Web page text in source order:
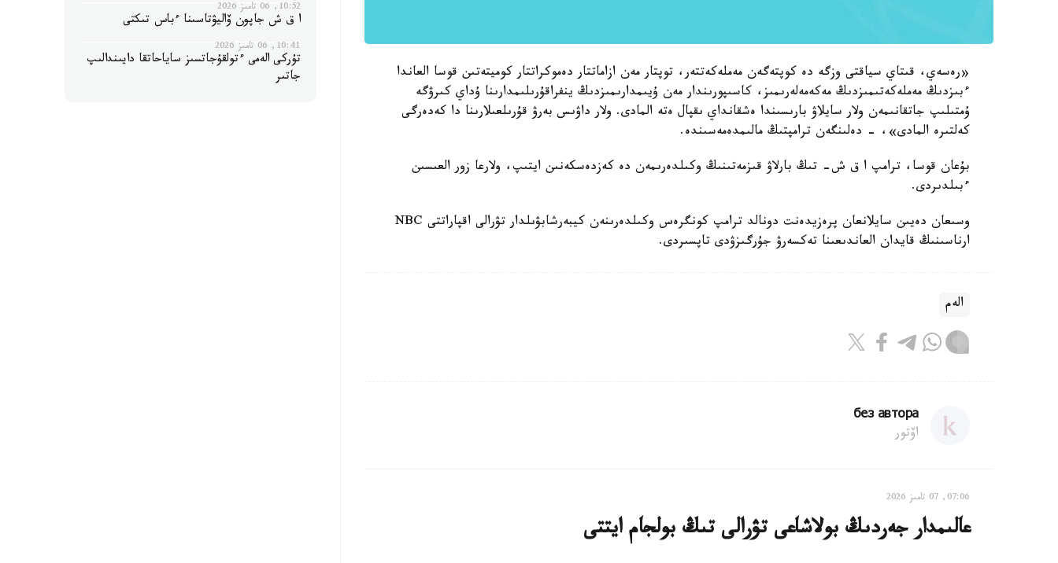
«رەسەي، قىتاي سياقتى وزگە دە كوپتەگەن مەملەكەتتەر، توپتار مەن ازاماتتار دەموكراتتار كوميتەتىن قوسا العاندا
ءبىزدىڭ مەملەكەتىمىزدىڭ مەكەمەلەرىمىز، كاسىپورىندار مەن ۇيىمدارىمىزدىڭ ينفراقۇرىلىمدارىنا ۇداي كىرۋگە
ۇمتىلىپ جاتقانىمەن ولار سايلاۋ بارىسىندا ەشقانداي ىقپال ەتە المادى. ولار داۋىس بەرۋ قۇرىلعىلارىنا دا كەدەرگى
كەلتىرە المادى»، - دەلىنگەن ترامپتىڭ مالىمدەمەسىندە.
بۇعان قوسا، ترامپ ا ق ش- تىڭ بارلاۋ قىزمەتىنىڭ وكىلدەرىمەن دە كەزدەسكەنىن ايتىپ، ولارعا زور العىسىن
ءبىلدىردى.
وسىعان دەيىن سايلانعان پرەزيدەنت دونالد ترامپ كونگرەس وكىلدەرىنەن كيبەرشابۋىلدار تۋرالى اقپاراتتى NBC
ارناسىنىڭ قايدان العاندىعىنا تەكسەرۋ جۇرگىزۋدى تاپسىردى.
الەم
без автора
اۆتور
07:06, 07 تامىز 2026
عالىمدار جەردىڭ بولاشاعى تۋرالى تىڭ بولجام ايتتى
10:52, 06 تامىز 2026
ا ق ش جاپون ۆاليۋتاسىنا ءباس تىكتى
10:41, 06 تامىز 2026
تۇركى الەمى ءتولقۇجاتسىز ساياحاتقا دايىندالىپ
جاتىر